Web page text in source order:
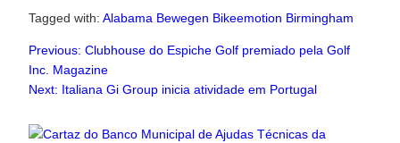
Tagged with: Alabama Bewegen Bikeemotion Birmingham
Previous: Clubhouse do Espiche Golf premiado pela Golf
Inc. Magazine
Next: Italiana Gi Group inicia atividade em Portugal